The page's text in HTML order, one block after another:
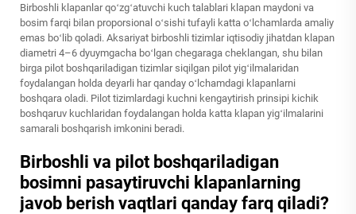
Birboshli klapanlar qoʻzgʻatuvchi kuch talablari klapan maydoni va
bosim farqi bilan proporsional oʻsishi tufayli katta oʻlchamlarda amaliy
emas boʻlib qoladi. Aksariyat birboshli tizimlar iqtisodiy jihatdan klapan
diametri 4–6 dyuymgacha boʻlgan chegaraga cheklangan, shu bilan
birga pilot boshqariladigan tizimlar siqilgan pilot yigʻilmalaridan
foydalangan holda deyarli har qanday oʻlchamdagi klapanlarni
boshqara oladi. Pilot tizimlardagi kuchni kengaytirish prinsipi kichik
boshqaruv kuchlaridan foydalangan holda katta klapan yigʻilmalarini
samarali boshqarish imkonini beradi.
Birboshli va pilot boshqariladigan
bosimni pasaytiruvchi klapanlarning
javob berish vaqtlari qanday farq qiladi?